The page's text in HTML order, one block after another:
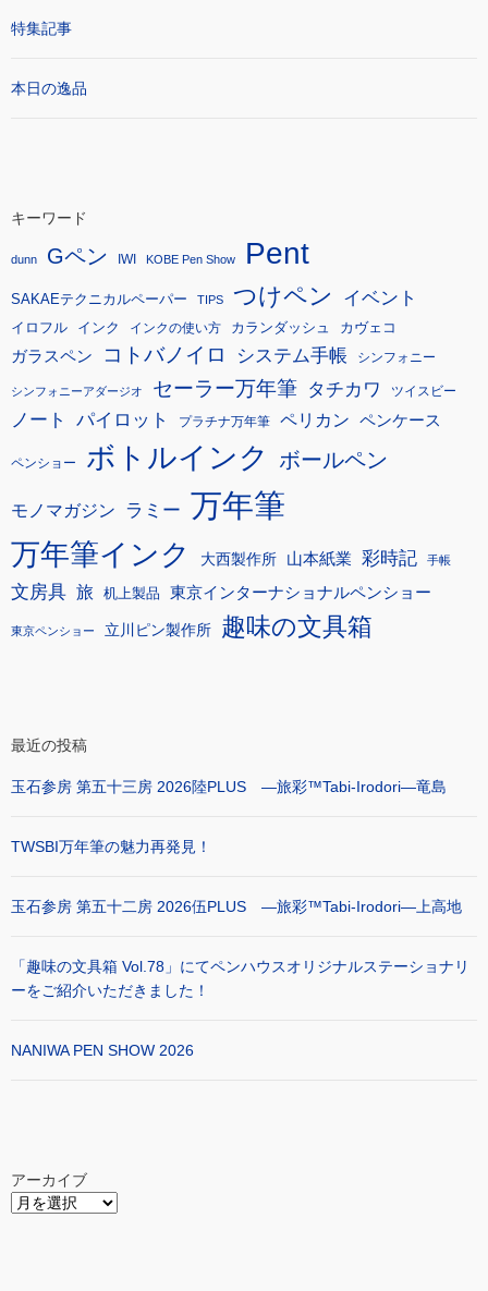
特集記事
本日の逸品
キーワード
dunn Gペン IWI KOBE Pen Show Pent
SAKAEテクニカルペーパー TIPS つけペン イベント
イロフル インク インクの使い方 カランダッシュ カヴェコ
ガラスペン コトバノイロ システム手帳 シンフォニー
シンフォニーアダージオ セーラー万年筆 タチカワ ツイスビー
ノート パイロット プラチナ万年筆 ペリカン ペンケース
ペンショー ボトルインク ボールペン
モノマガジン ラミー 万年筆
万年筆インク 大西製作所 山本紙業 彩時記 手帳
文房具 旅 机上製品 東京インターナショナルペンショー
東京ペンショー 立川ピン製作所 趣味の文具箱
最近の投稿
玉石参房 第五十三房 2026陸PLUS ―旅彩™Tabi-Irodori―竜島
TWSBI万年筆の魅力再発見！
玉石参房 第五十二房 2026伍PLUS ―旅彩™Tabi-Irodori―上高地
「趣味の文具箱 Vol.78」にてペンハウスオリジナルステーショナリ
ーをご紹介いただきました！
NANIWA PEN SHOW 2026
アーカイブ